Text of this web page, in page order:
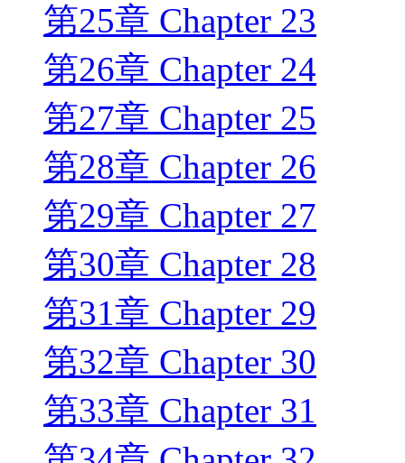
第25章 Chapter 23
第26章 Chapter 24
第27章 Chapter 25
第28章 Chapter 26
第29章 Chapter 27
第30章 Chapter 28
第31章 Chapter 29
第32章 Chapter 30
第33章 Chapter 31